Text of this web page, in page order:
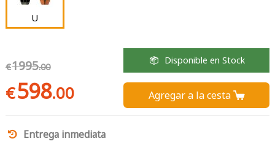
U
€1995.00
€598.00
Disponible en Stock
Agregar a la cesta 
Entrega inmediata